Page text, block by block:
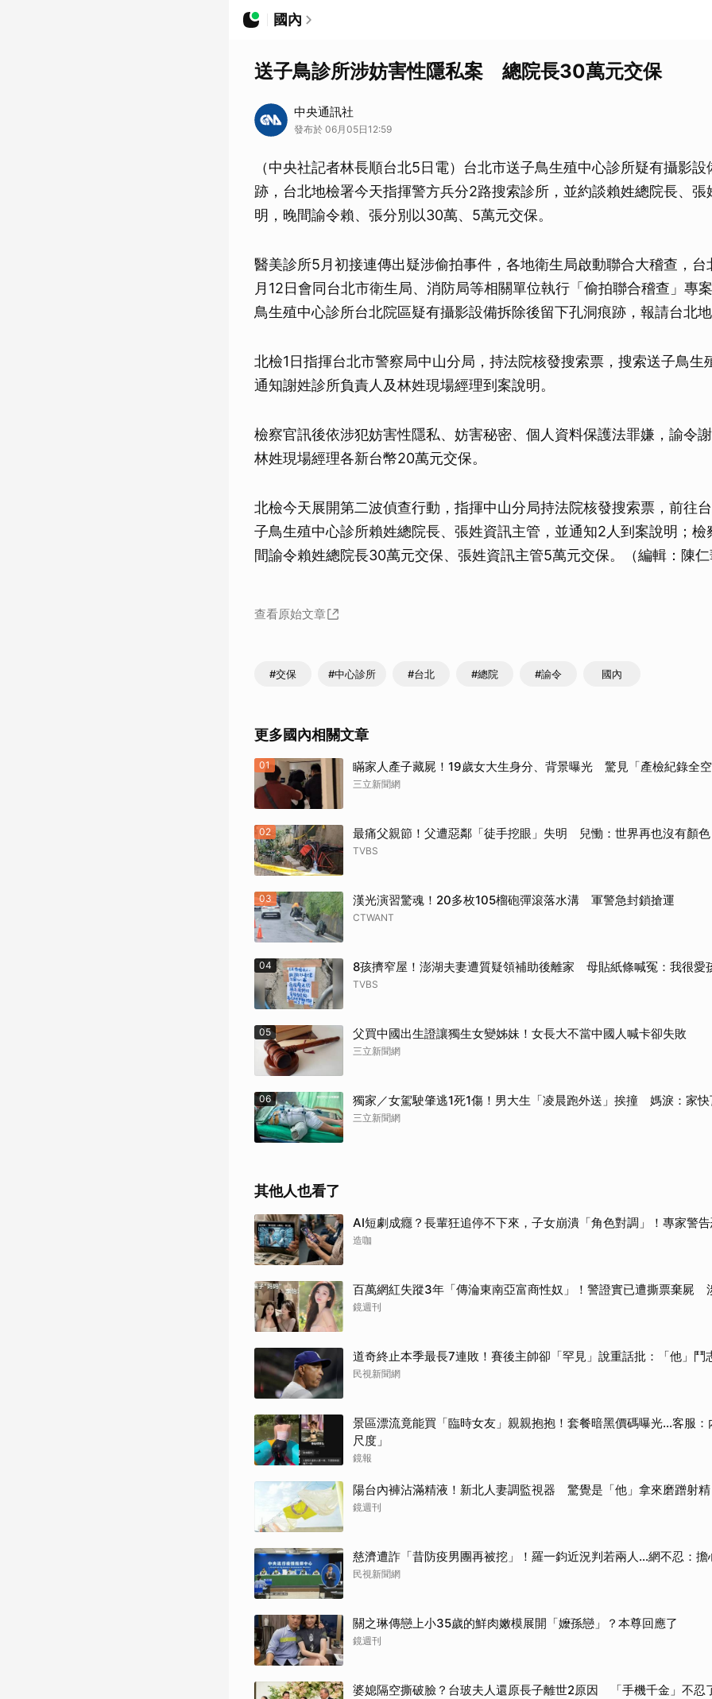
國內
送子鳥診所涉妨害性隱私案 總院長30萬元交保
中央通訊社
發布於 06月05日12:59
（中央社記者林長順台北5日電）台北市送子鳥生殖中心診所疑有攝影
跡，台北地檢署今天指揮警方兵分2路搜索診所，並約談賴姓總院長、張
明，晚間諭令賴、張分別以30萬、5萬元交保。
醫美診所5月初接連傳出疑涉偷拍事件，各地衛生局啟動聯合大稽查，台
月12日會同台北市衛生局、消防局等相關單位執行「偷拍聯合稽查」專
鳥生殖中心診所台北院區疑有攝影設備拆除後留下孔洞痕跡，報請台北地
北檢1日指揮台北市警察局中山分局，持法院核發搜索票，搜索送子鳥生
通知謝姓診所負責人及林姓現場經理到案說明。
檢察官訊後依涉犯妨害性隱私、妨害秘密、個人資料保護法罪嫌，諭令
林姓現場經理各新台幣20萬元交保。
北檢今天展開第二波偵查行動，指揮中山分局持法院核發搜索票，前往
子鳥生殖中心診所賴姓總院長、張姓資訊主管，並通知2人到案說明；檢
間諭令賴姓總院長30萬元交保、張姓資訊主管5萬元交保。（編輯：陳
查看原始文章
#交保 #中心診所 #台北 #總院 #諭令 國內
更多國內相關文章
01 瞞家人產子藏屍！19歲女大生身分、背景曝光 驚見「產檢紀錄全空
三立新聞網
02 最痛父親節！父遭惡鄰「徒手挖眼」失明 兒慟：世界再也沒有顏色
TVBS
03 漢光演習驚魂！20多枚105榴砲彈滾落水溝 軍警急封鎖搶運
CTWANT
04 8孩擠窄屋！澎湖夫妻遭質疑領補助後離家 母貼紙條喊冤：我很愛
TVBS
05 父買中國出生證讓獨生女變姊妹！女長大不當中國人喊卡卻失敗
三立新聞網
06 獨家／女駕駛肇逃1死1傷！男大生「凌晨跑外送」挨撞 媽淚：家
三立新聞網
其他人也看了
AI短劇成癮？長輩狂追停不下來，子女崩潰「角色對調」！專家警
造咖
百萬網紅失蹤3年「傳淪東南亞富商性奴」！警證實已遭撕票棄屍
鏡週刊
道奇終止本季最長7連敗！賽後主帥卻「罕見」說重話批：「他」鬥
民視新聞網
景區漂流竟能買「臨時女友」親親抱抱！套餐暗黑價碼曝光…客服
尺度」
鏡報
陽台內褲沾滿精液！新北人妻調監視器 驚覺是「他」拿來磨蹭射精
鏡週刊
慈濟遭詐「昔防疫男團再被挖」！羅一鈞近況判若兩人…網不忍：擔
民視新聞網
關之琳傳戀上小35歲的鮮肉嫩模展開「嬤孫戀」？本尊回應了
鏡週刊
婆媳隔空撕破臉？台玻夫人還原長子離世2原因 「手機千金」不忍